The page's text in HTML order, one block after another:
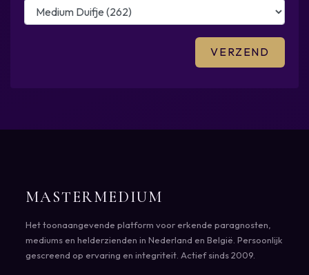
MASTERMEDIUM
Het toonaangevende platform voor erkende paragnosten,
mediums en helderzienden in Nederland en België. Persoonlijk
gescreend op ervaring en integriteit. Actief sinds 2009.